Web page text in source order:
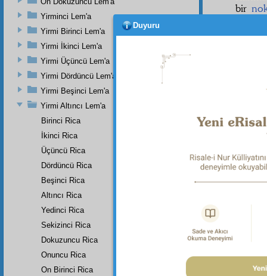
bir
Yirminci Lem'a
Yirmi Birinci Lem'a
Yirmi İkinci Lem'a
Yirmi Üçüncü Lem'a
Yirmi Dördüncü Lem'a
Yirmi Beşinci Lem'a
Yirmi Altıncı Lem'a
Birinci Rica
İkinci Rica
Üçüncü Rica
Dördüncü Rica
Beşinci Rica
Altıncı Rica
Yedinci Rica
Sekizinci Rica
Dokuzuncu Rica
Onuncu Rica
On Birinci Rica
Duyuru